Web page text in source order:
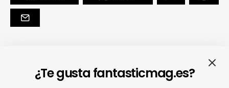
Jose A. Martínez
¿Te gusta fantasticmag.es?